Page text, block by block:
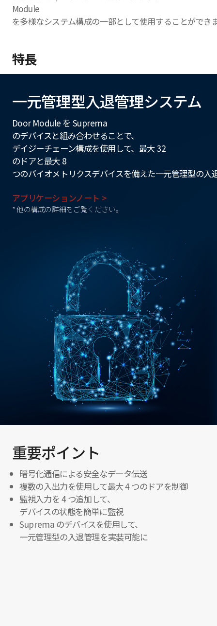
Module
を多様なシステム構成の一部として使用することができ
特長
一元管理型入退管理システム
Door Module を Suprema
のデバイスと組み合わせることで、
デイジーチェーン構成を使用して、最大 32
のドアと最大 8
つのバイオメトリクスデバイスを備えた一元管理型の
アプリケーションノート >
* 他の構成の詳細をご覧ください。
重要ポイント
暗号化通信による安全なデータ伝送
複数の入出力を使用して最大 4 つのドアを制御
監視入力を 4 つ追加して、
デバイスの状態を簡単に監視
Suprema のデバイスを使用して、
一元管理型の入退管理を実装可能に